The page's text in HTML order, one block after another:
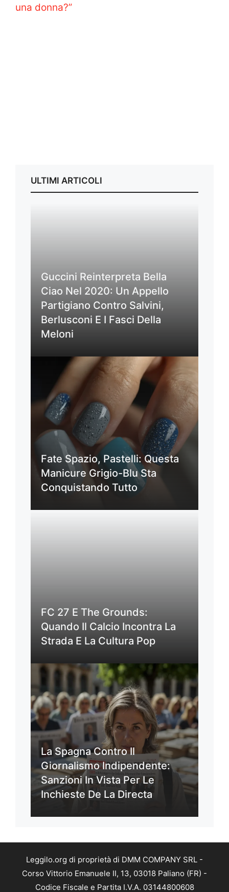
una donna?”
ULTIMI ARTICOLI
Guccini Reinterpreta Bella
Ciao Nel 2020: Un Appello
Partigiano Contro Salvini,
Berlusconi E I Fasci Della
Meloni
Fate Spazio, Pastelli: Questa
Manicure Grigio-Blu Sta
Conquistando Tutto
FC 27 E The Grounds:
Quando Il Calcio Incontra La
Strada E La Cultura Pop
La Spagna Contro Il
Giornalismo Indipendente:
Sanzioni In Vista Per Le
Inchieste De La Directa
Leggilo.org di proprietà di DMM COMPANY SRL -
Corso Vittorio Emanuele II, 13, 03018 Paliano (FR) -
Codice Fiscale e Partita I.V.A. 03144800608